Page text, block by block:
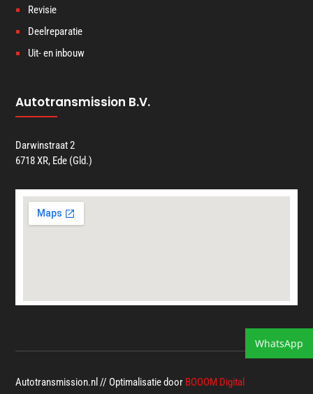
Revisie
Deelreparatie
Uit- en inbouw
Autotransmission B.V.
Darwinstraat 2
6718 XR, Ede (Gld.)
Autotransmission.nl // Optimalisatie door BOOOM Digital
WhatsApp